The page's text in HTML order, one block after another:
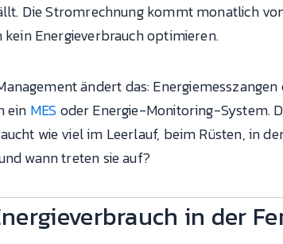
Die Stromrechnung kommt monatlich
kein Energieverbrauch optimieren.
ändert das:
ein MESoder Energie-Monitoring-System.
wie viel im Leerlauf, beim Rüsten, in
wann treten sie auf?
in der